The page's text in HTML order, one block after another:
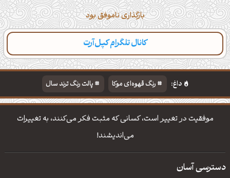
بارگذاری ناموفق بود
کانال تلگرام کپل‌آرت
داغ: رنگ قهوه‌ای موکا
پالت رنگ ترند سال
دانلود والپیپر مذهبی
تایپوگرافی شعر مولانا
موفقیت در تغییر است،‌ كسانی كه مثبت فكر می‌كنند،‌ به تغییرات
می‌اندیشند!
دسترسی آسان